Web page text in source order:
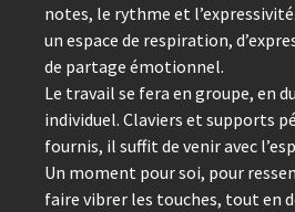
notes, le rythme et
un espace de respiration,
de partage émotionnel.
Le travail se fera en groupe, en
individuel. Claviers et supports
fournis, il suffit de venir avec
Un moment pour soi, pour
faire vibrer les touches, tout en